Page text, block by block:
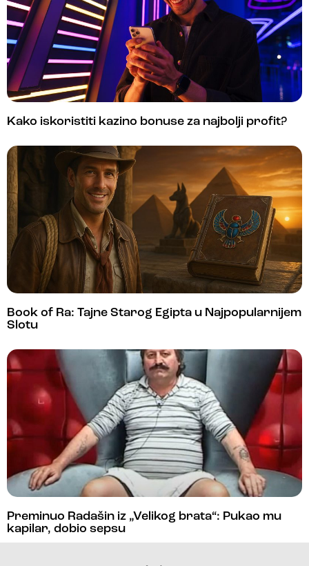
Kako iskoristiti kazino bonuse za najbolji profit?
Book of Ra: Tajne Starog Egipta u Najpopularnijem
Slotu
Preminuo Radašin iz „Velikog brata“: Pukao mu
kapilar, dobio sepsu